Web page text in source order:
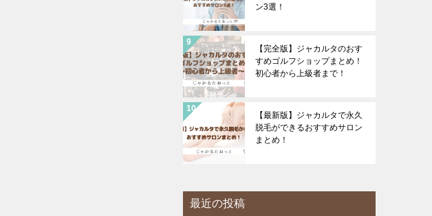
ン3選！
【完全版】ジャカルタのおす
すめゴルフショップまとめ！
初心者から上級者まで！
【最新版】ジャカルタで永久
脱毛ができるおすすめサロン
まとめ！
最近の投稿